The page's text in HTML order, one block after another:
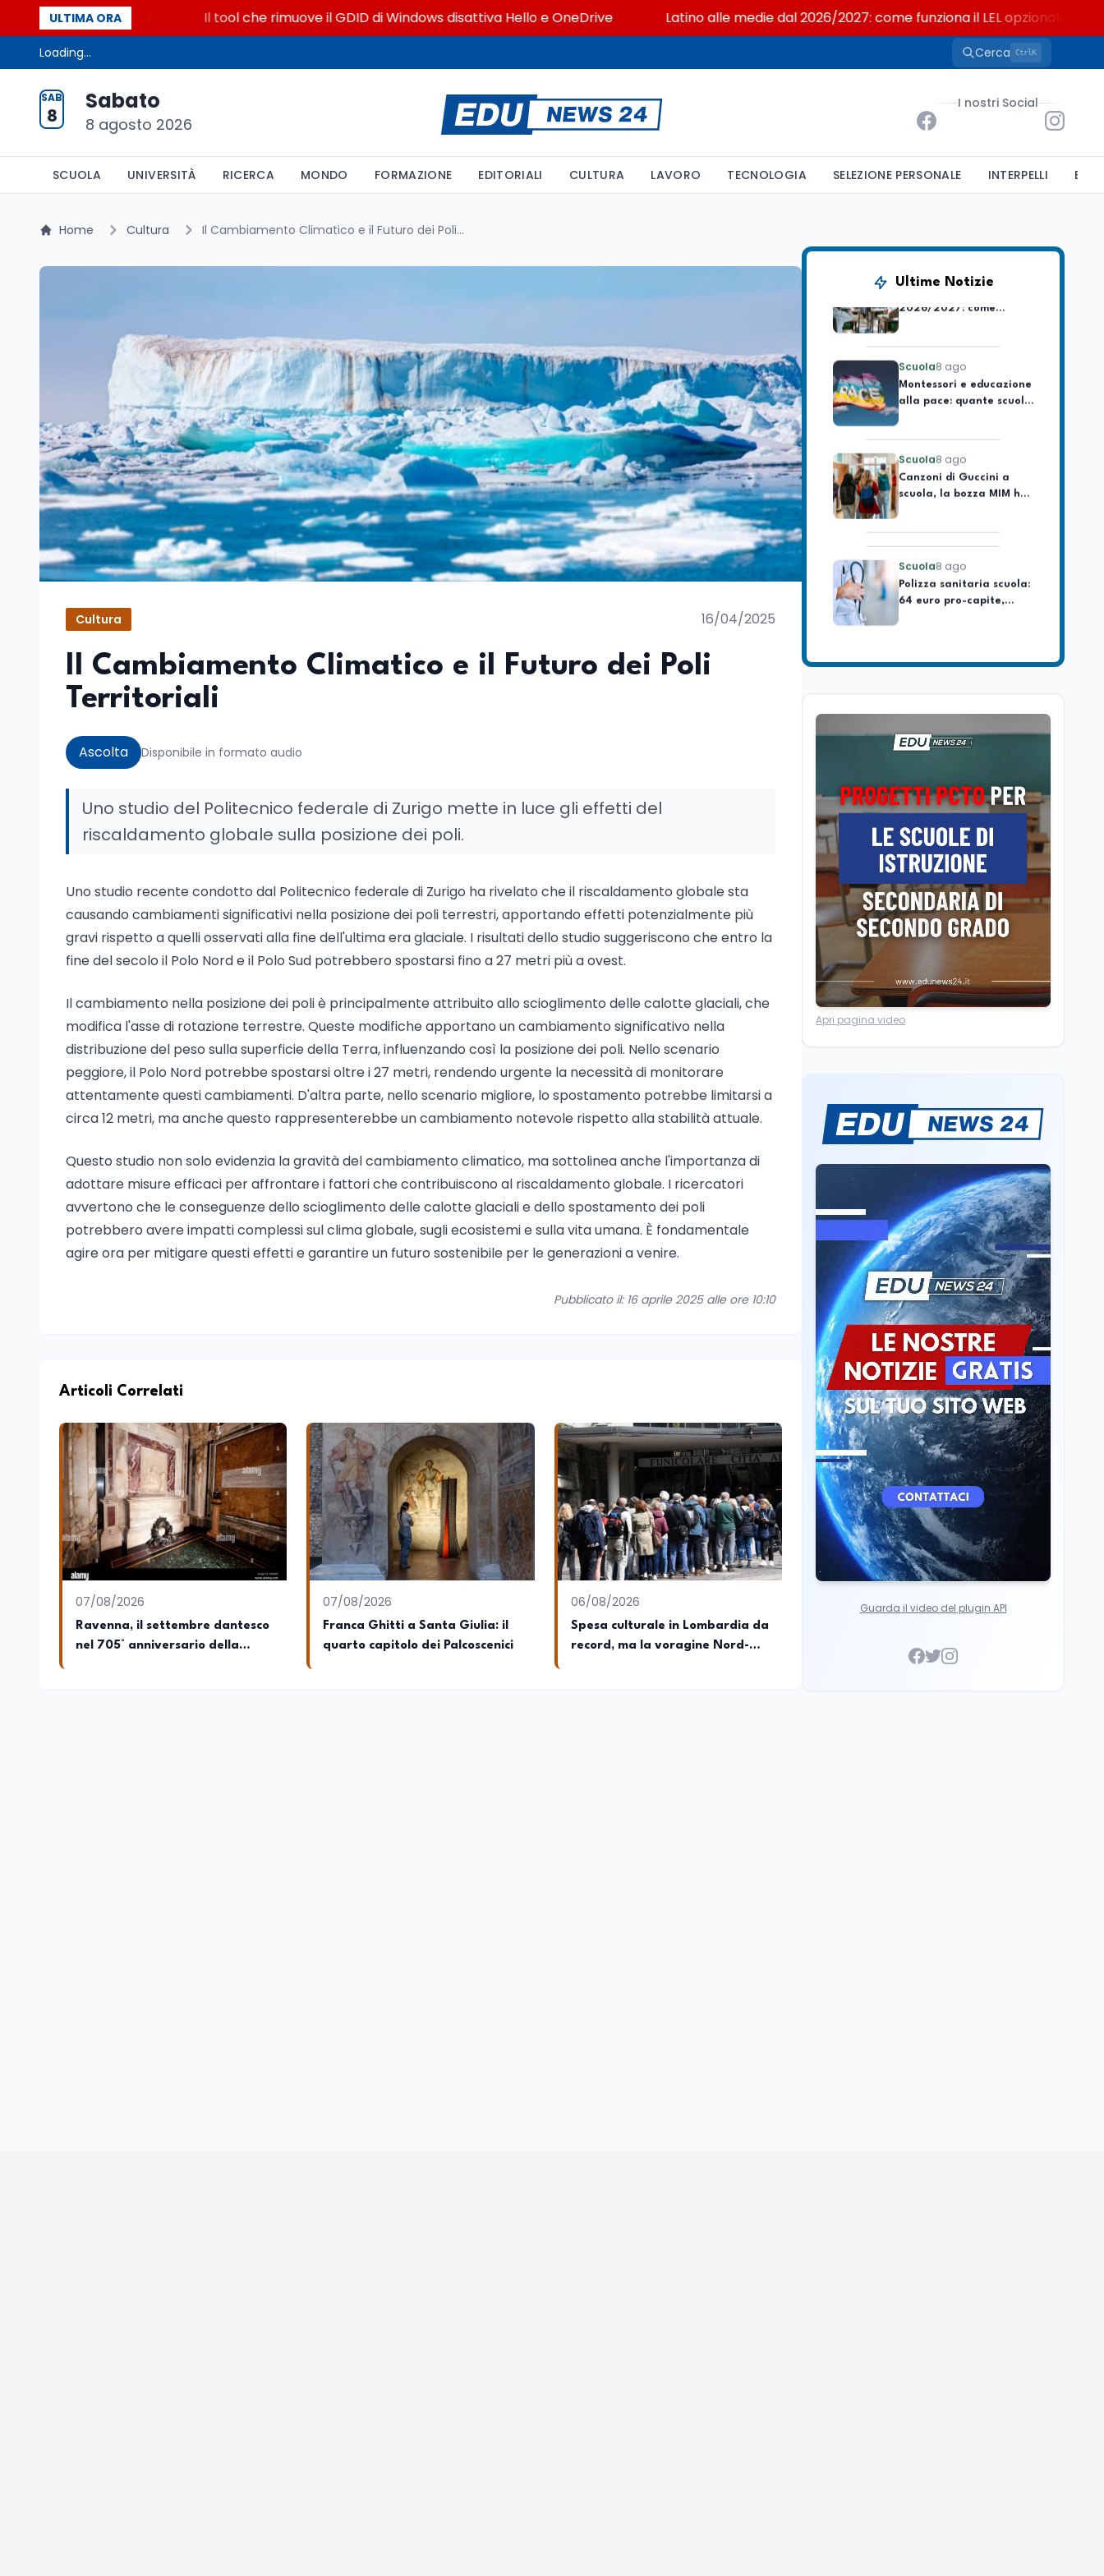
ULTIMA ORA
brevi esclusi Il tool che rimuove il GDID di Windows disattiva Hello e OneDrive Latino alle medie dal 2026/2027: come funziona il LEL opzionale
Loading... Cerca CtrlK
SAB
8
Sabato
8 agosto 2026
I nostri Social
SCUOLA UNIVERSITÀ RICERCA MONDO FORMAZIONE EDITORIALI CULTURA LAVORO TECNOLOGIA SELEZIONE PERSONALE INTERPELLI
Home Cultura Il Cambiamento Climatico e il Futuro dei Poli Territoriali
Cultura 16/04/2025
Il Cambiamento Climatico e il Futuro dei Poli
Territoriali
Ascolta Disponibile in formato audio
Uno studio del Politecnico federale di Zurigo mette in luce gli effetti del
riscaldamento globale sulla posizione dei poli.
Uno studio recente condotto dal Politecnico federale di Zurigo ha rivelato che il riscaldamento globale sta
causando cambiamenti significativi nella posizione dei poli terrestri, apportando effetti potenzialmente più
gravi rispetto a quelli osservati alla fine dell'ultima era glaciale. I risultati dello studio suggeriscono che entro la
fine del secolo il Polo Nord e il Polo Sud potrebbero spostarsi fino a 27 metri più a ovest.
Il cambiamento nella posizione dei poli è principalmente attribuito allo scioglimento delle calotte glaciali, che
modifica l'asse di rotazione terrestre. Queste modifiche apportano un cambiamento significativo nella
distribuzione del peso sulla superficie della Terra, influenzando così la posizione dei poli. Nello scenario
peggiore, il Polo Nord potrebbe spostarsi oltre i 27 metri, rendendo urgente la necessità di monitorare
attentamente questi cambiamenti. D'altra parte, nello scenario migliore, lo spostamento potrebbe limitarsi a
circa 12 metri, ma anche questo rappresenterebbe un cambiamento notevole rispetto alla stabilità attuale.
Questo studio non solo evidenzia la gravità del cambiamento climatico, ma sottolinea anche l'importanza di
adottare misure efficaci per affrontare i fattori che contribuiscono al riscaldamento globale. I ricercatori
avvertono che le conseguenze dello scioglimento delle calotte glaciali e dello spostamento dei poli
potrebbero avere impatti complessi sul clima globale, sugli ecosistemi e sulla vita umana. È fondamentale
agire ora per mitigare questi effetti e garantire un futuro sostenibile per le generazioni a venire.
Pubblicato il: 16 aprile 2025 alle ore 10:10
Articoli Correlati
07/08/2026
Ravenna, il settembre dantesco
nel 705° anniversario della
07/08/2026
Franca Ghitti a Santa Giulia: il
quarto capitolo dei Palcoscenici
06/08/2026
Spesa culturale in Lombardia da
record, ma la voragine Nord-
Ultime Notizie
Scuola8 ago
64 euro pro-capite,
supplenti brevi esclusi
Il tool che rimuove il
Scuola8 ago
Latino alle medie dal
funziona il LEL opzionale
Scuola8 ago
Montessori e educazione
alla pace: quante scuole
statali ha l'Italia
Scuola8 ago
Canzoni di Guccini a
scuola, la bozza MIM ha
già aperto la porta
Scuola8 ago
Polizza sanitaria scuola:
64 euro pro-capite,
supplenti brevi esclusi
disattiva Hello e
Scuola8 ago
Latino alle medie dal
funziona il LEL opzionale
Scuola8 ago
Montessori e educazione
alla pace: quante scuole
Scuola8 ago
Canzoni di Guccini a
Scuola8 ago
64 euro pro-capite,
Tecnologia8 ago
Il tool che rimuove il
GDID di Windows
OneDrive
Scuola8 ago
Latino alle medie dal
2026/2027: come
funziona il LEL opzionale
Scuola8 ago
Montessori e educazione
alla pace: quante scuole
statali ha l'Italia
Scuola8 ago
Canzoni di Guccini a
scuola, la bozza MIM ha
già aperto la porta
Apri pagina video
Guarda il video del plugin API